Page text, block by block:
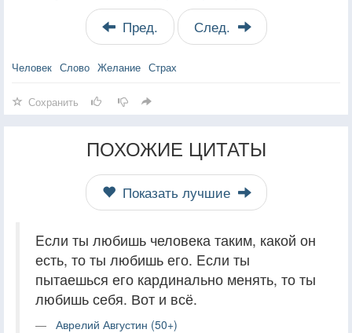
Пред. След.
Человек Слово Желание Страх
Сохранить
ПОХОЖИЕ ЦИТАТЫ
Показать лучшие
Eсли ты любишь человека таким, какой он
есть, то ты любишь его. Eсли ты
пытаешься его кардинально менять, то ты
любишь себя. Вот и всё.
Аврелий Августин (50+)